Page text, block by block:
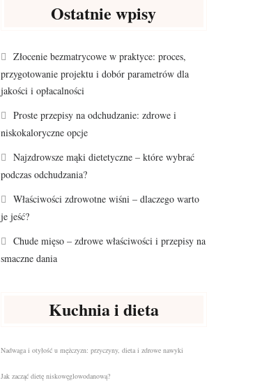
Ostatnie wpisy
Złocenie bezmatrycowe w praktyce: proces,
przygotowanie projektu i dobór parametrów dla
jakości i opłacalności
Proste przepisy na odchudzanie: zdrowe i
niskokaloryczne opcje
Najzdrowsze mąki dietetyczne – które wybrać
podczas odchudzania?
Właściwości zdrowotne wiśni – dlaczego warto
je jeść?
Chude mięso – zdrowe właściwości i przepisy na
smaczne dania
Kuchnia i dieta
Nadwaga i otyłość u mężczyzn: przyczyny, dieta i zdrowe nawyki
Jak zacząć dietę niskowęglowodanową?